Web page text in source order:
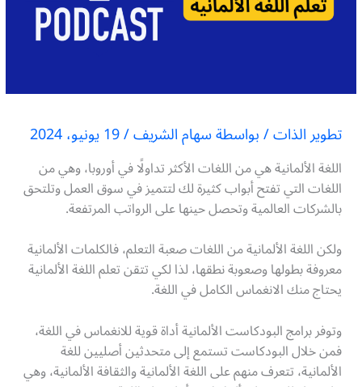
تطوير الذات/ بواسطةسهام الشريف/19 يونيو، 2024
اللغة الألمانية هي من اللغات الأكثر تداولًا في أوروبا، وهي من
اللغات التي تفتح أبواب كثيرة لك لتتميز في سوق العمل وتلتحق
بالشركات العالمية وتحصل حينها على الرواتب المرتفعة.
ولكن اللغة الألمانية من اللغات صعبة التعلم، فالكلمات الألمانية
معروفة بطولها وصعوبة نطقها، لذا لكي تتقن تعلم اللغة الألمانية
يحتاج منك الانغماس الكامل في اللغة.
وتوفر برامج البودكاست الألمانية أداة قوية للانغماس في اللغة،
فمن خلال البودكاست تستمع إلى متحدثين أصليين للغة
الألمانية، تتعرف منهم على اللغة الألمانية والثقافة الألمانية، وهي